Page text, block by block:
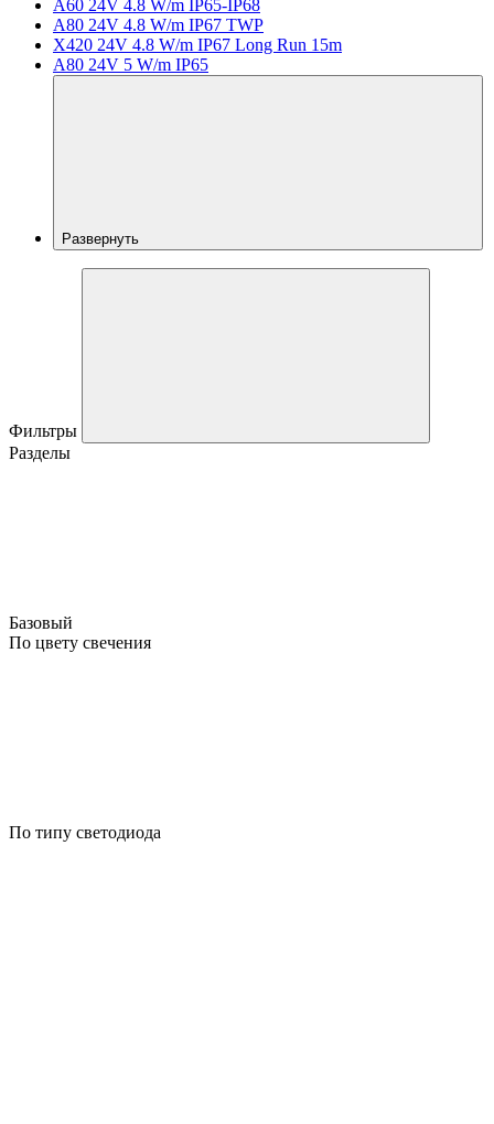
A60 24V 4.8 W/m IP65-IP68
A80 24V 4.8 W/m IP67 TWP
X420 24V 4.8 W/m IP67 Long Run 15m
A80 24V 5 W/m IP65
Развернуть
Фильтры
Разделы
Базовый
По цвету свечения
По типу светодиода